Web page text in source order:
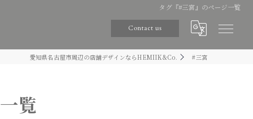
タグ『#三宮』のページ一覧
Contact us
愛知県名古屋市周辺の店舗デザインならHEMIIK&Co. #三宮
覧